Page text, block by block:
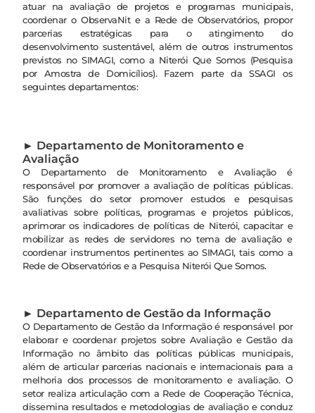
atuar na avaliação de projetos e programas municipais,
coordenar o ObservaNit e a Rede de Observatórios, propor
parcerias estratégicas para o atingimento do
desenvolvimento sustentável, além de outros instrumentos
previstos no SIMAGI, como a Niterói Que Somos (Pesquisa
por Amostra de Domicílios). Fazem parte da SSAGI os
seguintes departamentos:
► Departamento de Monitoramento e
Avaliação
O Departamento de Monitoramento e Avaliação é
responsável por promover a avaliação de políticas públicas.
São funções do setor promover estudos e pesquisas
avaliativas sobre políticas, programas e projetos públicos,
aprimorar os indicadores de políticas de Niterói, capacitar e
mobilizar as redes de servidores no tema de avaliação e
coordenar instrumentos pertinentes ao SIMAGI, tais como a
Rede de Observatórios e a Pesquisa Niterói Que Somos.
► Departamento de Gestão da Informação
O Departamento de Gestão da Informação é responsável por
elaborar e coordenar projetos sobre Avaliação e Gestão da
Informação no âmbito das políticas públicas municipais,
além de articular parcerias nacionais e internacionais para a
melhoria dos processos de monitoramento e avaliação. O
setor realiza articulação com a Rede de Cooperação Técnica,
dissemina resultados e metodologias de avaliação e conduz